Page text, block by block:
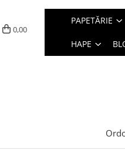
0,00
PAPETĂRIE
HAPE